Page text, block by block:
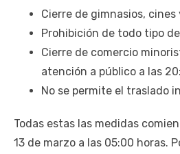
Cierre de gimnasios, cines
Prohibición de todo tipo
Cierre de comercio
atención a público a las
No se permite el traslado
Todas estas las medidas
13 de marzo a las 05:00 horas.